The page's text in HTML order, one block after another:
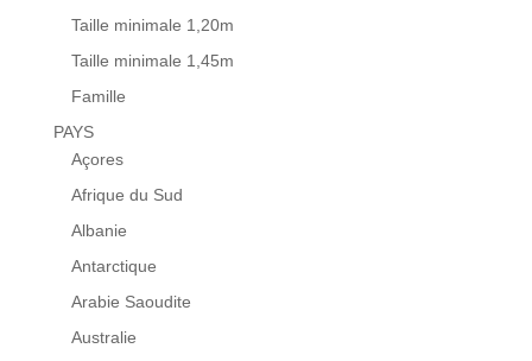
Taille minimale 1,20m
Taille minimale 1,45m
Famille
PAYS
Açores
Afrique du Sud
Albanie
Antarctique
Arabie Saoudite
Australie